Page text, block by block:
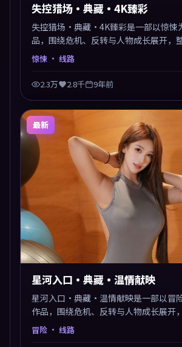
失控猎场·典藏·4K臻彩
失控猎场·典藏·4K臻彩是一部以惊悚
品，围绕危机、反转与人物成长展开，
值得推荐观看。
惊悚 · 线路
2.3万 2.8千 9年前
最新
星河入口·典藏·温情献映
星河入口·典藏·温情献映是一部以冒
作品，围绕危机、反转与人物成长展开
凑，值得推荐观看。
冒险 · 线路